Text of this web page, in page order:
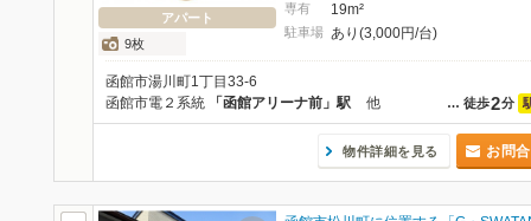
アパート
9枚
専有 19m²
駐車場 あり(3,000円/台)
函館市湯川町1丁目33-6
… 徒歩2分
函館市電２系統 「函館アリーナ前」駅 他
物件詳細を見る お問